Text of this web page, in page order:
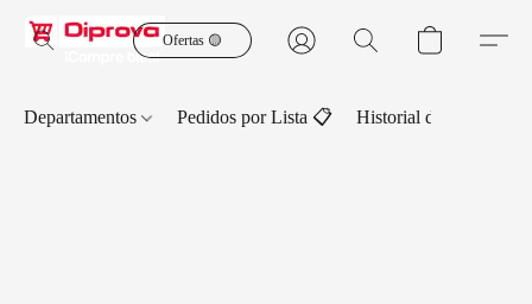
Ofertas 🟡
Departamentos Pedidos por Lista 📋 Historial de Pedidos